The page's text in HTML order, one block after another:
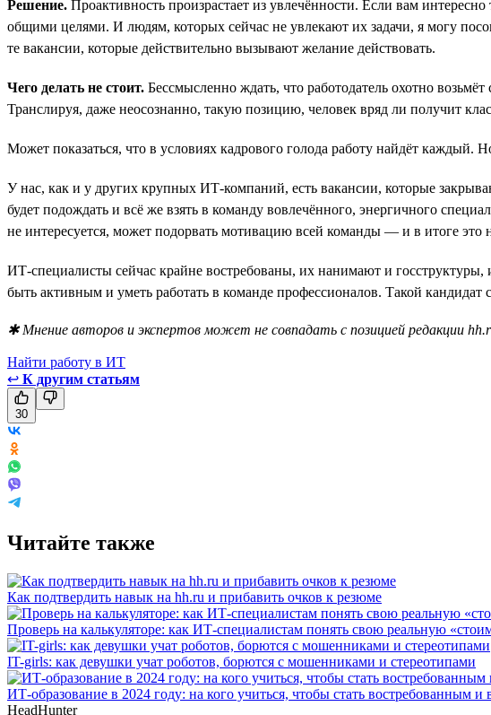
Решение. Проактивность произрастает из увлечённости. Если вам
общими целями. И людям, которых сейчас не увлекают их задачи, я могу
те вакансии, которые действительно вызывают желание действовать.
Чего делать не стоит. Бессмысленно ждать, что работодатель охотно
Транслируя, даже неосознанно, такую позицию, человек вряд ли получит
Может показаться, что в условиях кадрового голода работу найдёт
У нас, как и у других крупных ИТ-компаний, есть вакансии, которые
будет подождать и всё же взять в команду вовлечённого, энергичного
не интересуется, может подорвать мотивацию всей команды — и в итоге это
ИТ-специалисты сейчас крайне востребованы, их нанимают и
быть активным и уметь работать в команде профессионалов. Такой кандидат
✱ Мнение авторов и экспертов может не совпадать с позицией редакции
Найти работу в ИТ
↩ К другим статьям
30
Читайте также
Как подтвердить навык на hh.ru и прибавить очков к резюме
Проверь на калькуляторе: как ИТ-специалистам понять свою реальную
IT-girls: как девушки учат роботов, борются с мошенниками и стереотипами
ИТ-образование в 2024 году: на кого учиться, чтобы стать востребованным
HeadHunter